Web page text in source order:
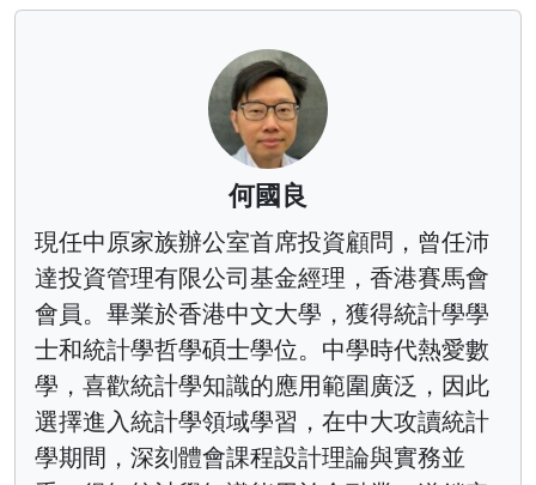
何國良
現任中原家族辦公室首席投資顧問，曾任沛
達投資管理有限公司基金經理，香港賽馬會
會員。畢業於香港中文大學，獲得統計學學
士和統計學哲學碩士學位。中學時代熱愛數
學，喜歡統計學知識的應用範圍廣泛，因此
選擇進入統計學領域學習，在中大攻讀統計
學期間，深刻體會課程設計理論與實務並